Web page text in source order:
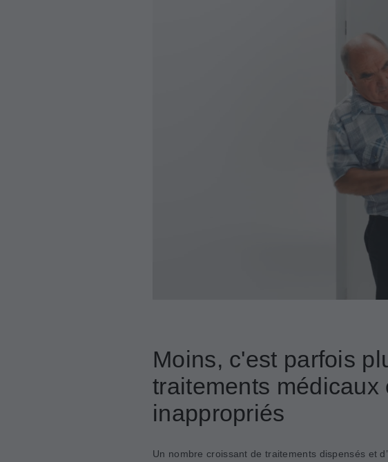
Moins, c'est parfois
traitements médicaux
inappropriés
Un nombre croissant de traitements dispensés et